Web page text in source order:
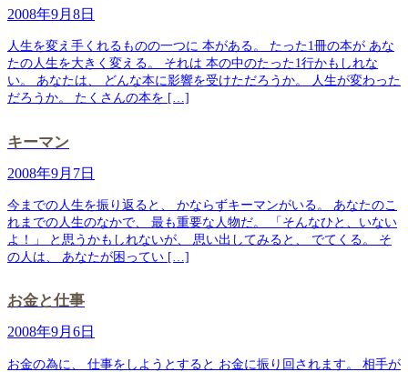
2008年9月8日
人生を変え手くれるものの一つに 本がある。 たった1冊の本が あな
たの人生を大きく変える。 それは 本の中のたった1行かもしれな
い。 あなたは、 どんな本に影響を受けただろうか。 人生が変わった
だろうか。 たくさんの本を […]
キーマン
2008年9月7日
今までの人生を振り返ると、 かならずキーマンがいる。 あなたのこ
れまでの人生のなかで、 最も重要な人物だ。 「そんなひと、いない
よ！」 と思うかもしれないが、 思い出してみると、 でてくる。 そ
の人は、 あなたが困ってい […]
お金と仕事
2008年9月6日
お金の為に、 仕事をしようとすると お金に振り回されます。 相手が